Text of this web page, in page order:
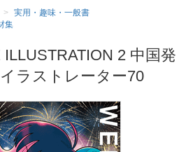
実用・趣味・一般書
集
2 中国発
ラストレーター70